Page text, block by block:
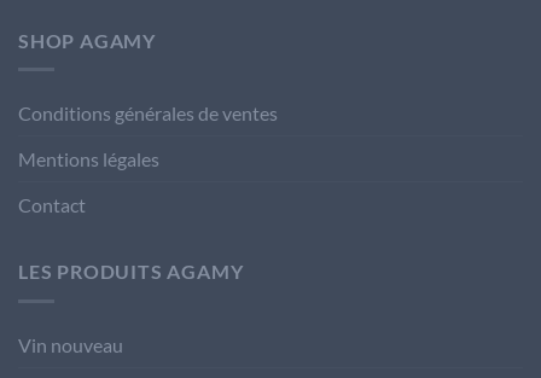
SHOP AGAMY
Conditions générales de ventes
Mentions légales
Contact
LES PRODUITS AGAMY
Vin nouveau